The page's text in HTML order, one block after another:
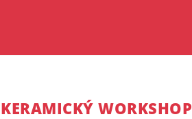
KERAMICKÝ WORKSHOP